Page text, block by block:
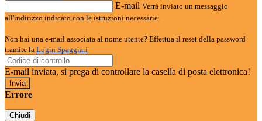
E-mail Verrà inviato un messaggio
all'indirizzo indicato con le istruzioni necessarie.
Non hai una e-mail associata al nome utente? Effettua il reset della password
tramite la Login Spaggiari
E-mail inviata, si prega di controllare la casella di posta elettronica!
Errore
Chiudi